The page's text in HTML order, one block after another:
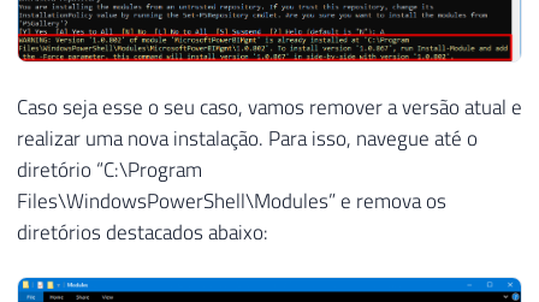
Caso seja esse o seu caso, vamos remover a versão atual e
realizar uma nova instalação. Para isso, navegue até o
diretório “C:\Program
Files\WindowsPowerShell\Modules” e remova os
diretórios destacados abaixo: